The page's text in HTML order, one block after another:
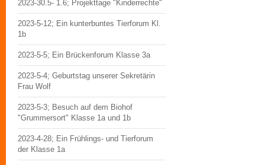
2023-30.5- 1.6; Projekttage "Kinderrechte"
2023-5-12; Ein kunterbuntes Tierforum Kl.
1b
2023-5-5; Ein Brückenforum Klasse 3a
2023-5-4; Geburtstag unserer Sekretärin
Frau Wolf
2023-5-3; Besuch auf dem Biohof
"Grummersort" Klasse 1a und 1b
2023-4-28; Ein Frühlings- und Tierforum
der Klasse 1a